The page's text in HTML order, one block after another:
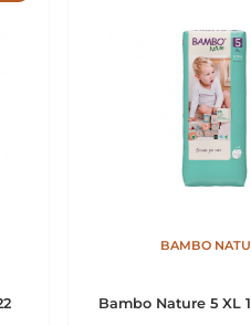
BAMBO
Bambo Nature 5 XL